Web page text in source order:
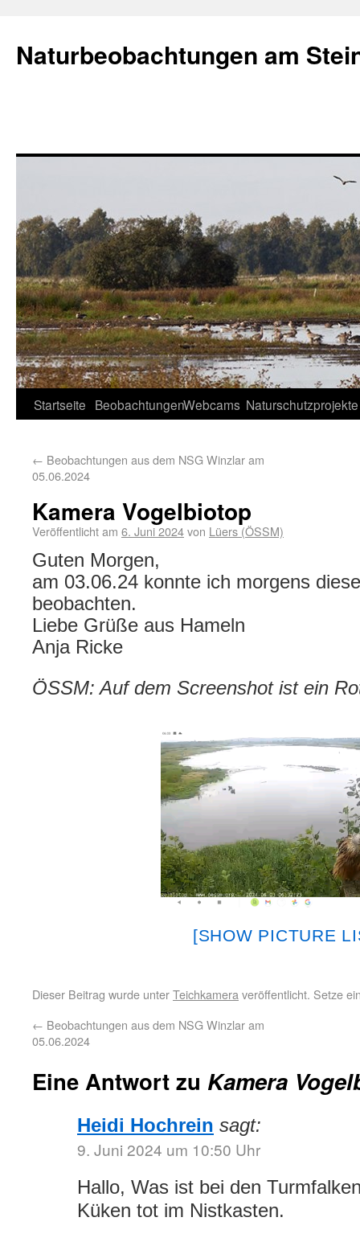
Naturbeobachtungen am
Startseite BeobachtungenWebcams Naturschutzprojekte
← Beobachtungen aus dem NSG Winzlar am
05.06.2024
Kamera Vogelbiotop
Veröffentlicht am 6. Juni 2024von Lüers (ÖSSM)
Guten Morgen,
am 03.06.24 konnte ich morgens
beobachten.
Liebe Grüße aus Hameln
Anja Ricke
ÖSSM: Auf dem Screenshot ist ein
[SHOW PICTURE
Dieser Beitrag wurde unterTeichkamera veröffentlicht. Setze
← Beobachtungen aus dem NSG Winzlar am
05.06.2024
Eine Antwort zu Kamera
Heidi Hochrein sagt:
9. Juni 2024 um 10:50 Uhr
Hallo, Was ist bei den
Küken tot im Nistkasten.